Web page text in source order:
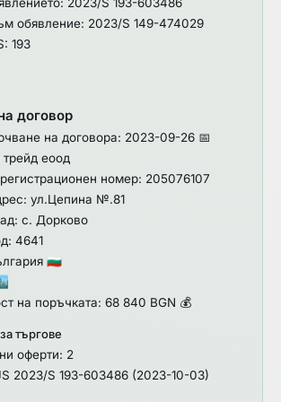
обявление: 2023/S 149-474029
193
договор
на договора: 2023-09-26 📅
еоод
номер: 205076107
ул.Цепина №.81
с. Дорково
4641
🇧🇬
на поръчката: 68 840 BGN 💰
търгове
оферти: 2
2023/S 193-603486 (2023-10-03)